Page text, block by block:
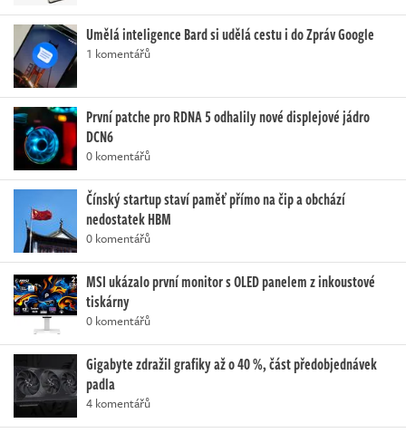
Umělá inteligence Bard si udělá cestu i do Zpráv Google
1 komentářů
První patche pro RDNA 5 odhalily nové displejové jádro
DCN6
0 komentářů
Čínský startup staví paměť přímo na čip a obchází
nedostatek HBM
0 komentářů
MSI ukázalo první monitor s OLED panelem z inkoustové
tiskárny
0 komentářů
Gigabyte zdražil grafiky až o 40 %, část předobjednávek
padla
4 komentářů